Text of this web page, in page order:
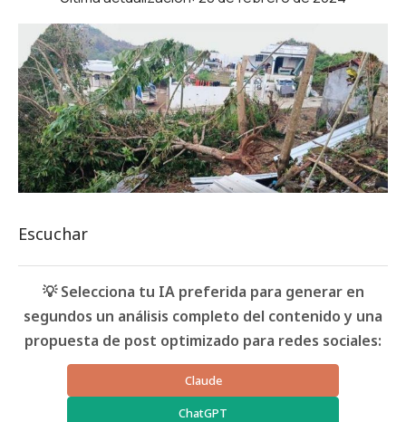
Escuchar
💡 Selecciona tu IA preferida para generar en
segundos un análisis completo del contenido y una
propuesta de post optimizado para redes sociales:
Claude
ChatGPT